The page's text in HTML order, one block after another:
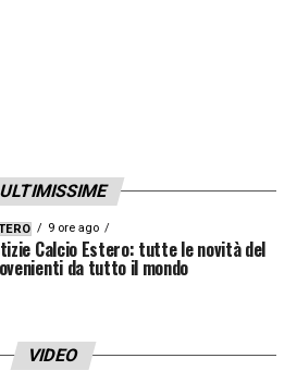
ULTIMISSIME
9 ore ago
Calcio Estero: tutte le novità del
da tutto il mondo
VIDEO